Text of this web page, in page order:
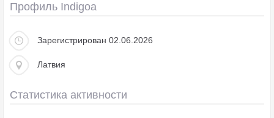
Профиль Indigoa
Зарегистрирован 02.06.2026
Латвия
Статистика активности